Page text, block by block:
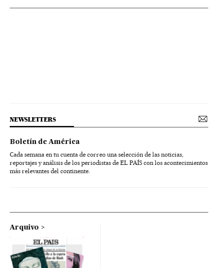
NEWSLETTERS
Boletín de América
Cada semana en tu cuenta de correo una selección de las noticias,
reportajes y análisis de los periodistas de EL PAÍS con los acontecimientos
más relevantes del continente.
Arquivo